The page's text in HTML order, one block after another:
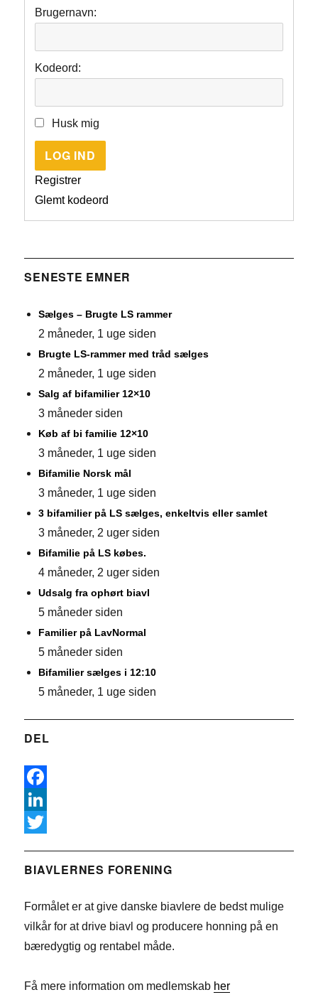
Brugernavn:
Kodeord:
Husk mig
LOG IND
Registrer
Glemt kodeord
SENESTE EMNER
Sælges – Brugte LS rammer
2 måneder, 1 uge siden
Brugte LS-rammer med tråd sælges
2 måneder, 1 uge siden
Salg af bifamilier 12×10
3 måneder siden
Køb af bi familie 12×10
3 måneder, 1 uge siden
Bifamilie Norsk mål
3 måneder, 1 uge siden
3 bifamilier på LS sælges, enkeltvis eller samlet
3 måneder, 2 uger siden
Bifamilie på LS købes.
4 måneder, 2 uger siden
Udsalg fra ophørt biavl
5 måneder siden
Familier på LavNormal
5 måneder siden
Bifamilier sælges i 12:10
5 måneder, 1 uge siden
DEL
F
a
e
o
L
n
e
n
w
t
r
BIAVLERNES FORENING
Formålet er at give danske biavlere de bedst mulige
vilkår for at drive biavl og producere honning på en
bæredygtig og rentabel måde.
Få mere information om medlemskab her